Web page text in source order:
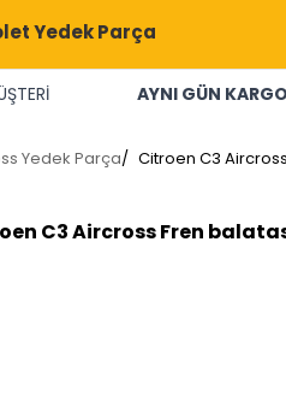
Yedek Parça
AYNI GÜN KARGO
Yedek Parça/ Citroen C3
C3 Aircross Fren